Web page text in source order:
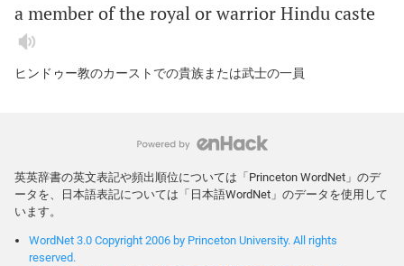
amemberofthe royalorwarriorHinducaste
ヒンドゥー教のカーストでの貴族または武士の一員
英英辞書の英文表記や頻出順位については「Princeton WordNet」のデ
ータを、日本語表記については「日本語WordNet」のデータを使用して
います。
WordNet 3.0 Copyright 2006 by Princeton University. All rights
reserved.